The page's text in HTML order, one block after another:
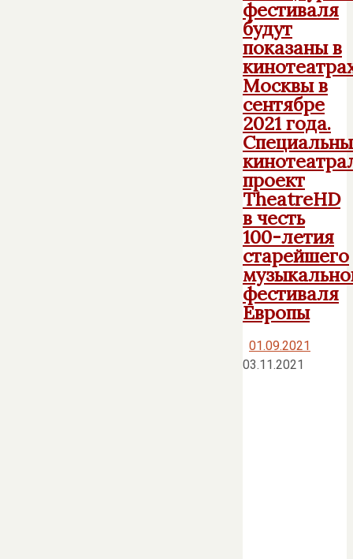
фестиваля
будут
показаны в
Москвы в
сентябре
2021 года.
проект
TheatreHD
в честь
100-летия
старейшего
фестиваля
Европы
01.09.2021
03.11.2021